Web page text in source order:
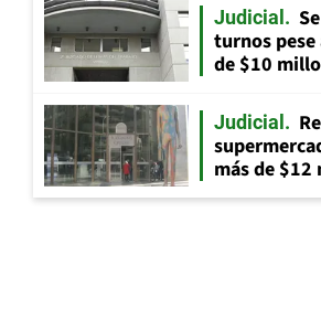
Judicial
turnos
de $10
Judicial
más de